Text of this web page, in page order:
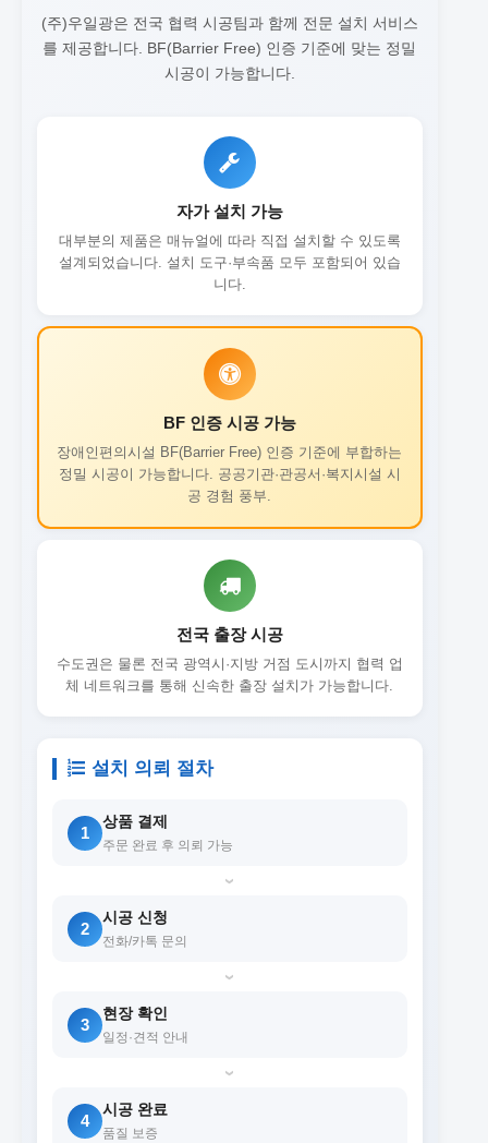
(주)우일광은 전국 협력 시공팀과 함께 전문 설치 서비스
를 제공합니다. BF(Barrier Free) 인증 기준에 맞는 정밀
시공이 가능합니다.
자가 설치 가능
대부분의 제품은 매뉴얼에 따라 직접 설치할 수 있도록
설계되었습니다. 설치 도구·부속품 모두 포함되어 있습
니다.
BF 인증 시공 가능
장애인편의시설 BF(Barrier Free) 인증 기준에 부합하는
정밀 시공이 가능합니다. 공공기관·관공서·복지시설 시
공 경험 풍부.
전국 출장 시공
수도권은 물론 전국 광역시·지방 거점 도시까지 협력 업
체 네트워크를 통해 신속한 출장 설치가 가능합니다.
설치 의뢰 절차
1
상품 결제
주문 완료 후 의뢰 가능
›
2
시공 신청
전화/카톡 문의
›
3
현장 확인
일정·견적 안내
›
4
시공 완료
품질 보증